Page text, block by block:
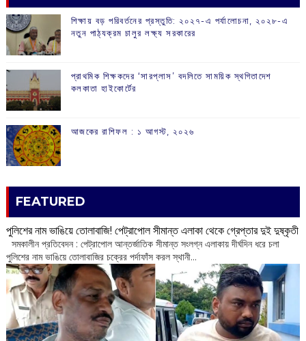
শিক্ষায় বড় পরিবর্তনের প্রস্তুতি: ২০২৭-এ পর্যালোচনা, ২০২৮-এ
নতুন পাঠ্যক্রম চালুর লক্ষ্য সরকারের
প্রাথমিক শিক্ষকদের ‘সারপ্লাস’ বদলিতে সাময়িক স্থগিতাদেশ
কলকাতা হাইকোর্টের
আজকের রাশিফল :‌ ‌‌১ আগস্ট, ২০২৬
FEATURED
পুলিশের নাম ভাঙিয়ে তোলাবাজি! পেট্রাপোল সীমান্ত এলাকা থেকে গ্রেপ্তার দুই দুষ্কৃতী
সমকালীন প্রতিবেদন : পেট্রাপোল আন্তর্জাতিক সীমান্ত সংলগ্ন এলাকায় দীর্ঘদিন ধরে চলা
পুলিশের নাম ভাঙিয়ে তোলাবাজির চক্রের পর্দাফাঁস করল স্থানী...